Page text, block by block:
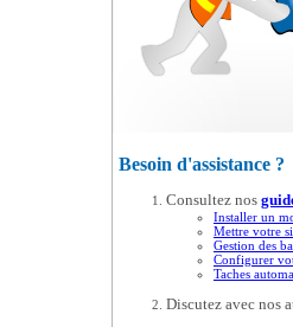
Besoin d'assistance ?
Consultez nos
Installer un
Mettre votre
Gestion des
Configurer
Taches
Discutez avec nos